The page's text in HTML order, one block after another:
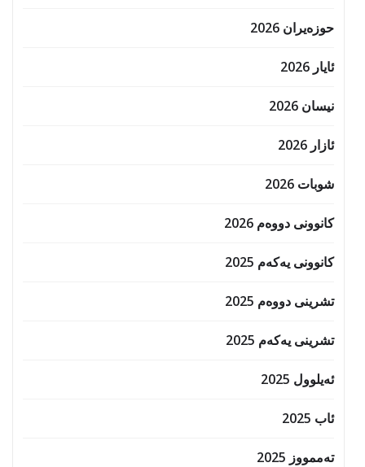
حوزه‌یران 2026
ئایار 2026
نیسان 2026
ئازار 2026
شوبات 2026
کانوونی دووەم 2026
کانوونی یەکەم 2025
تشرینی دووەم 2025
تشرینی یەکەم 2025
ئەیلوول 2025
ئاب 2025
تەممووز 2025